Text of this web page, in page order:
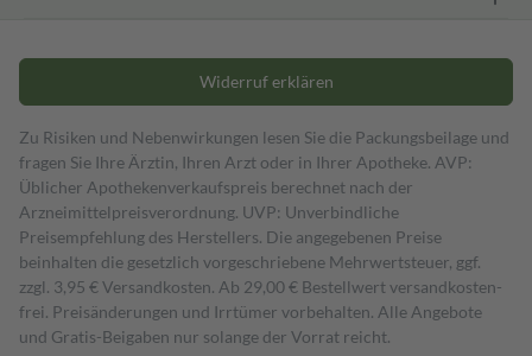
Widerruf erklären
Zu Risiken und Nebenwirkungen lesen Sie die Packungsbeilage und
fragen Sie Ihre Ärztin, Ihren Arzt oder in Ihrer Apotheke. AVP:
Üblicher Apothekenverkaufspreis berechnet nach der
Arzneimittelpreisverordnung. UVP: Unverbindliche
Preisempfehlung des Herstellers. Die angegebenen Preise
beinhalten die gesetzlich vorgeschriebene Mehrwertsteuer, ggf.
zzgl. 3,95 € Versandkosten. Ab 29,00 € Bestell­wert versand­kosten­
frei. Preisänderungen und Irrtümer vorbehalten. Alle Angebote
und Gratis-Beigaben nur solange der Vorrat reicht.